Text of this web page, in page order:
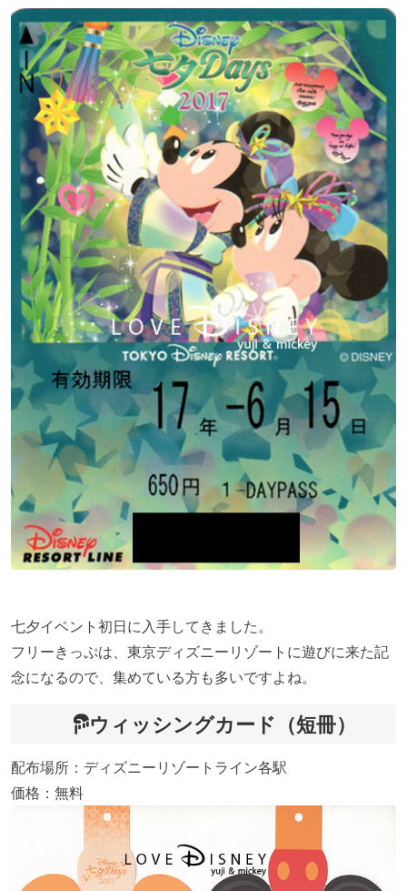
七夕イベント初日に入手してきました。
フリーきっぷは、東京ディズニーリゾートに遊びに来た記
念になるので、集めている方も多いですよね。
ウィッシングカード（短冊）
配布場所：ディズニーリゾートライン各駅
価格：無料